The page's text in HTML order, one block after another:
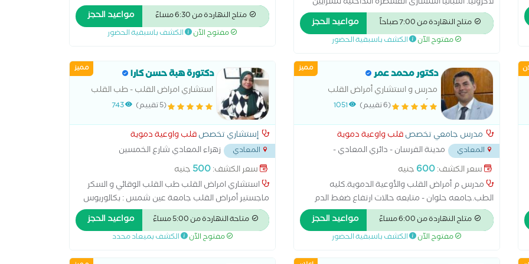
التاجيه بمستشفى هليوبوليس دكتوراه القلب والأوعية
الدمويه زمالة جامعة لاكرونيا. أسبانيا خبرة أكثر من 15
سنه فى إصلاح الشرايين التاجيه
متاح النهاردة من 7:00 صباحاً مواعيد الحجز
مفتوح الآن الكشف باسبقية الحضور
يتم الكشف بأشعه الموجات فوق الصوتيه (الايكو ) ، و
كذالك رسام القلب الكهربائى ،،،،،،،،،،،،،،،،،،،،،،،،،،،،،،،،،
متاح النهاردة من 6:30 مساءً مواعيد الحجز
مفتوح الآن الكشف باسبقية الحضور
مميز دكتور محمد عمر
مدرس و استشاري أمراض القلب
والأوعية الدموية.كليه الطب.جامعه
(6 تقييم) 1051
مدرس جامعي تخصصقلب واوعية دموية
المعادي
مدينة الفرسان - دائري المعادي -
بجوار رينج رود...
سعر الكشف:600 جنيه
مدرس م أمراض القلب والأوعية الدموية.كليه
الطب.جامعه حلوان - متابعه حالات ارتفاع ضغط الدم
-متابعه حالات قصور الشريان التاجي -متابعه حالات ضعف
عضله القلب -متابعه حالات اضطراب وعدم انتظام ضربات
القلب -تركيب منظمات كهربائيه للقلب-اجراء قسطره
متاح النهاردة من 6:00 مساءً مواعيد الحجز
مفتوح الآن الكشف باسبقية الحضور
مميز دكتورة هبة حسن كارا
استشاري امراض القلب - طب القلب
الوقائي و السكر
(5 تقييم) 743
إستشاري تخصصقلب واوعية دموية
المعادي
زهراء المعادي شارع الخمسين
الرئيسي...
سعر الكشف:500 جنيه
استشاري امراض القلب طب القلب الوقائي و السكر
ماجستير أمراض القلب جامعة عين شمس : بكالوريوس
الطب والجراحة جامعة عين شمس. ماجستير امراض
القلب والأوعية الدموية جامعة عين شمس. دبلوم طب
القلب الوقائي و التغذيه العلاجيه. حاصلة علي شهادة
متاحة النهاردة من 5:00 مساءً مواعيد الحجز
مفتوح الآن الكشف بميعاد محدد